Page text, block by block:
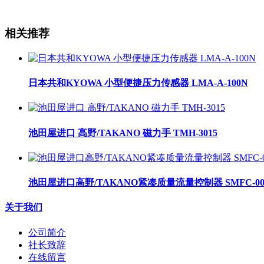
相关推荐
日本共和KYOWA 小型便捷压力传感器 LMA-A-100N
池田屋进口 高野/TAKANO 磁力手 TMH-3015
池田屋进口高野/TAKANO紧凑质量流量控制器 SMFC-
关于我们
公司简介
社长致辞
在线留言